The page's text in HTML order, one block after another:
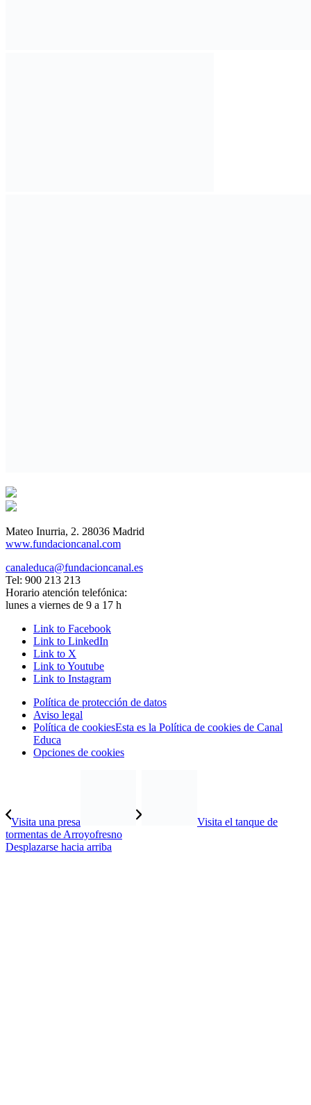
Mateo Inurria, 2. 28036 Madrid
www.fundacioncanal.com
canaleduca@fundacioncanal.es
Tel: 900 213 213
Horario atención telefónica:
lunes a viernes de 9 a 17 h
Link to Facebook
Link to LinkedIn
Link to X
Link to Youtube
Link to Instagram
Política de protección de datos
Aviso legal
Política de cookiesEsta es la Política de cookies de Canal
Educa
Opciones de cookies
Visita una presa
Visita el tanque de
tormentas de Arroyofresno
Desplazarse hacia arriba